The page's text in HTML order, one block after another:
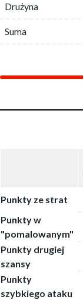
Drużyna
Suma
Drużyna
Suma
Punkty ze strat
Punkty w
"pomalowanym"
Punkty drugiej
szansy
Punkty
szybkiego ataku